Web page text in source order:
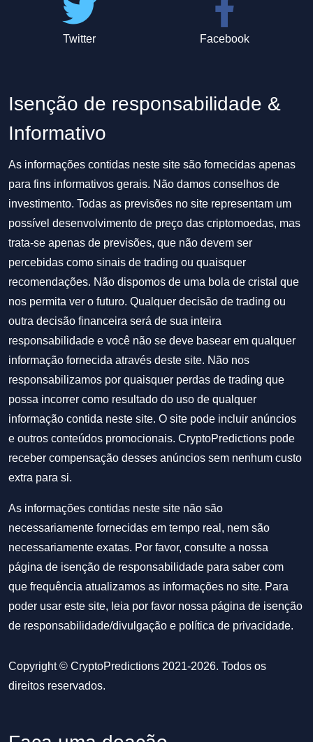
Twitter Facebook
Isenção de responsabilidade &
Informativo
As informações contidas neste site são fornecidas apenas
para fins informativos gerais. Não damos conselhos de
investimento. Todas as previsões no site representam um
possível desenvolvimento de preço das criptomoedas, mas
trata-se apenas de previsões, que não devem ser
percebidas como sinais de trading ou quaisquer
recomendações. Não dispomos de uma bola de cristal que
nos permita ver o futuro. Qualquer decisão de trading ou
outra decisão financeira será de sua inteira
responsabilidade e você não se deve basear em qualquer
informação fornecida através deste site. Não nos
responsabilizamos por quaisquer perdas de trading que
possa incorrer como resultado do uso de qualquer
informação contida neste site. O site pode incluir anúncios
e outros conteúdos promocionais. CryptoPredictions pode
receber compensação desses anúncios sem nenhum custo
extra para si.
As informações contidas neste site não são
necessariamente fornecidas em tempo real, nem são
necessariamente exatas. Por favor, consulte a nossa
página de isenção de responsabilidade para saber com
que frequência atualizamos as informações no site. Para
poder usar este site, leia por favor nossa página de isenção
de responsabilidade/divulgação e política de privacidade.
Copyright © CryptoPredictions 2021-2026. Todos os
direitos reservados.